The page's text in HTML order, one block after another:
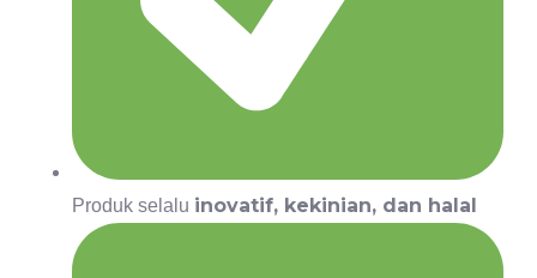
Produk selalu inovatif, kekinian, dan halal